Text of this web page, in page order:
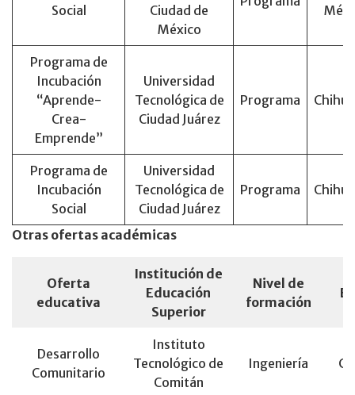
Social
Ciudad de
México
Programa de
Incubación
“Aprende-
Crea-
Emprende”
Universidad
Tecnológica de
Ciudad Juárez
Programa
Programa de
Incubación
Social
Universidad
Tecnológica de
Ciudad Juárez
Programa
Otras ofertas académicas
Oferta
educativa
Institución de
Educación
Superior
Nivel de
formación
Desarrollo
Comunitario
Instituto
Tecnológico de
Comitán
Ingeniería